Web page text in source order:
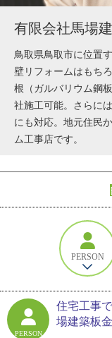
有限会社馬場
鳥取県鳥取市に位置
壁リフォームはもち
根（ガルバリウム鋼
社施工可能。さらに
にも対応。地元住民
ム工事店です。
PERSON
PERSON
住宅工事
場建築板